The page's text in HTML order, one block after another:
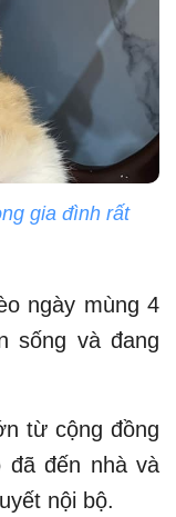
gia đình rất
ngày mùng 4
sống và đang
từ cộng đồng
đã đến nhà và
nội bộ.